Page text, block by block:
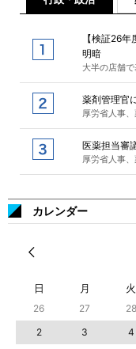
【検証26
明暗
大半の店舗
薬剤管理官
厚労省人事
医薬担当審
厚労省人事
カレンダー
日 月 火
26 27 28
2
3 4